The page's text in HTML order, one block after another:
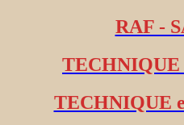
RAF -
TECHNIQUE
TECHNIQUE